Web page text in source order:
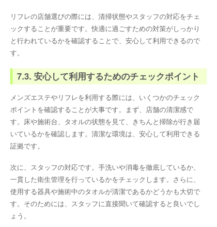
リフレの店舗選びの際には、清掃状態やスタッフの対応をチェ
ックすることが重要です。快適に過ごすための対策がしっかり
と行われているかを確認することで、安心して利用できるので
す。
7.3. 安心して利用するためのチェックポイント
メンズエステやリフレを利用する際には、いくつかのチェック
ポイントを確認することが大事です。まず、店舗の清潔感で
す。床や施術台、タオルの状態を見て、きちんと掃除が行き届
いているかを確認します。清潔な環境は、安心して利用できる
証拠です。
次に、スタッフの対応です。手洗いや消毒を徹底しているか、
一貫した衛生管理を行っているかをチェックします。さらに、
使用する器具や施術中のタオルが清潔であるかどうかも大切で
す。そのためには、スタッフに直接聞いて確認すると良いでし
ょう。